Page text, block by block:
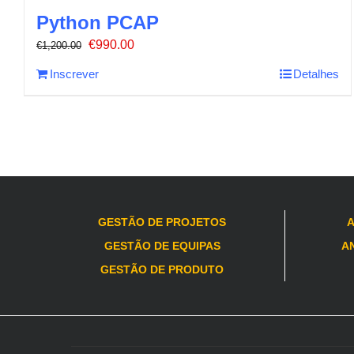
Python PCAP
€1,200.00 O
original
€990.00O
Inscrever Detalhes
GESTÃO DE PROJETOS
GESTÃO DE EQUIPAS
GESTÃO DE PRODUTO